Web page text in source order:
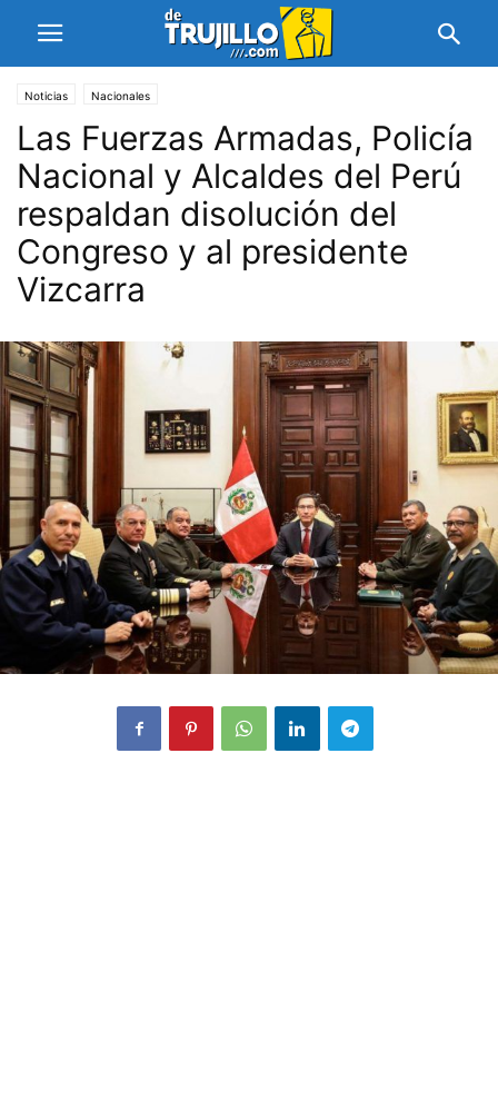
Noticias Nacionales
Las Fuerzas Armadas, Policía
Nacional y Alcaldes del Perú
respaldan disolución del
Congreso y al presidente
Vizcarra